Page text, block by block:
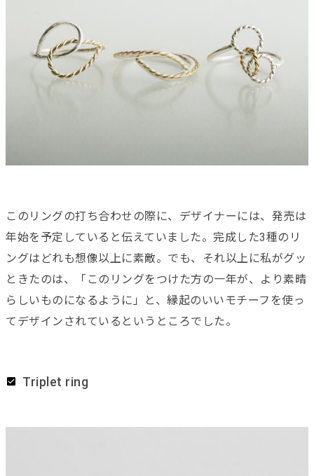
このリングの打ち合わせの際に、デザイナーには、発売は
年始を予定していると伝えていました。完成した3種のリ
ングはどれも想像以上に素敵。でも、それ以上に私がグッ
ときたのは、「このリングをつけた方の一年が、より素晴
らしいものになるように」と、縁起のいいモチーフを使っ
てデザインされているというところでした。
Triplet ring